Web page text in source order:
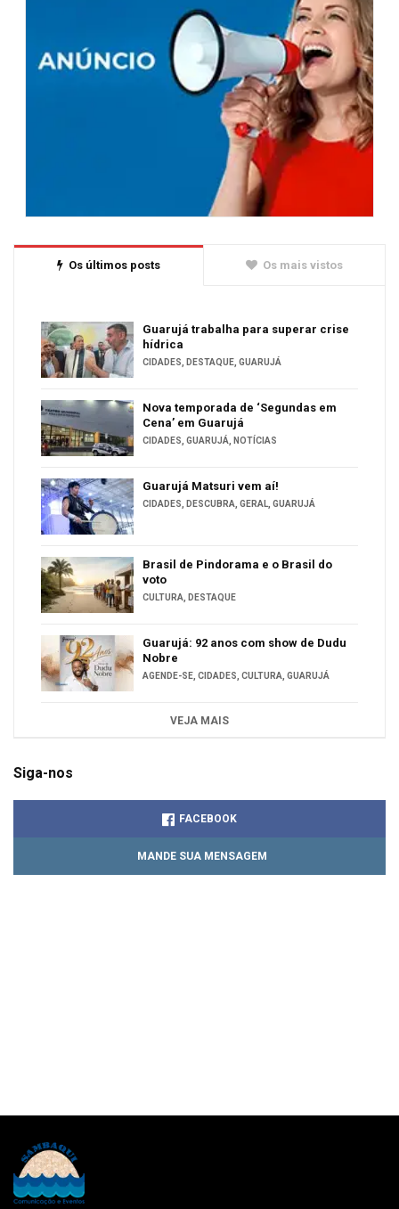
Os últimos posts Os mais vistos
Guarujá trabalha para superar crise
hídrica
CIDADES, DESTAQUE, GUARUJÁ
Nova temporada de ‘Segundas em
Cena’ em Guarujá
CIDADES, GUARUJÁ, NOTÍCIAS
Guarujá Matsuri vem aí!
CIDADES, DESCUBRA, GERAL, GUARUJÁ
Brasil de Pindorama e o Brasil do
voto
CULTURA, DESTAQUE
Guarujá: 92 anos com show de Dudu
Nobre
AGENDE-SE, CIDADES, CULTURA, GUARUJÁ
VEJA MAIS
Siga-nos
FACEBOOK
MANDE SUA MENSAGEM